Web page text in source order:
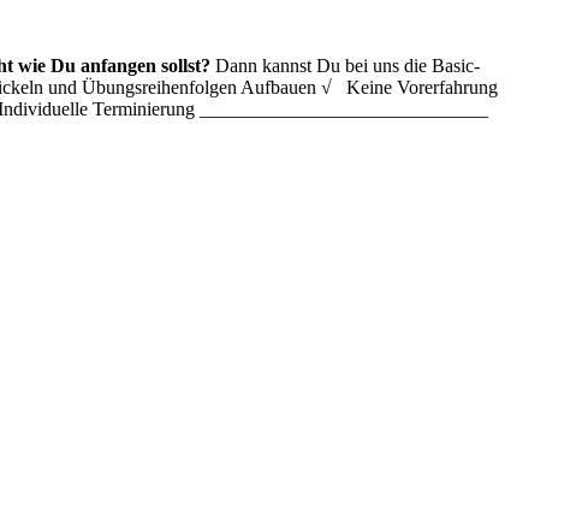
wie Du anfangen sollst? Dann kannst Du bei uns die Basic-
und Übungsreihenfolgen Aufbauen √ Keine Vorerfahrung
Terminierung ______________________________